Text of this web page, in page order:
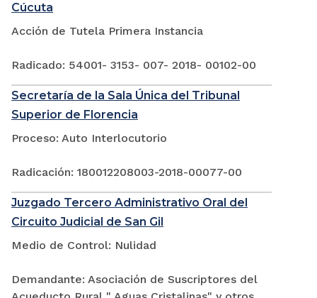
Cúcuta
Acción de Tutela Primera Instancia
Radicado: 54001- 3153- 007- 2018- 00102-00
Secretaría de la Sala Única del Tribunal
Superior de Florencia
Proceso: Auto Interlocutorio
Radicación: 180012208003-2018-00077-00
Juzgado Tercero Administrativo Oral del
Circuito Judicial de San Gil
Medio de Control: Nulidad
Demandante: Asociación de Suscriptores del